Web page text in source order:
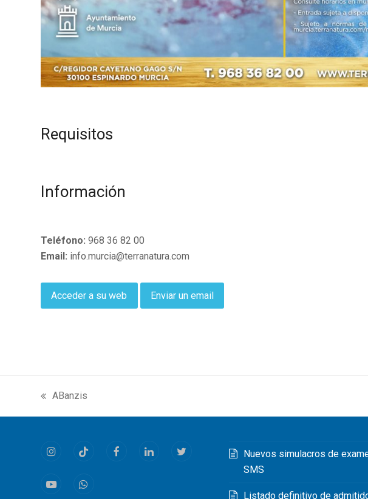
Requisitos
Información
Teléfono: 968 36 82 00
Email: info.murcia@terranatura.com
Acceder a su web Enviar un email
previous
post:
ABanzis
InstagramTiktok FacebookLinkedInTwitter
YoutubeWhatsapp
Nuevos simulacros de
SMS
Listado definitivo de